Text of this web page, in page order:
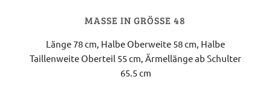
MASSE IN GRÖSSE 48
Länge 78 cm, Halbe Oberweite 58 cm, Halbe
Taillenweite Oberteil 55 cm, Ärmellänge ab Schulter
65.5 cm